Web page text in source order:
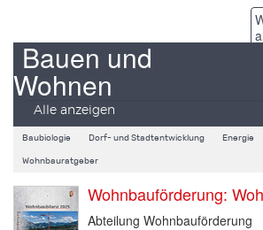
Bauen und
Wohnen
Alle anzeigen
Baubiologie Dorf- und Stadtentwicklung Energie
Wohnbauratgeber
Wohnbauförderung:
Abteilung Wohnbauförderung